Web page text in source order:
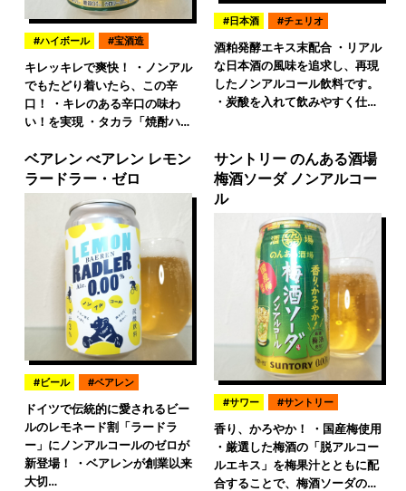
ハイボール 宝酒造
キレッキレで爽快！ ・ノンアル
でもたどり着いたら、この辛
口！ ・キレのある辛口の味わ
い！を実現 ・タカラ「焼酎ハ…
日本酒 チェリオ
酒粕発酵エキス末配合 ・リアル
な日本酒の風味を追求し、再現
したノンアルコール飲料です。
・炭酸を入れて飲みやすく仕…
ベアレン べアレン レモン
ラードラー・ゼロ
ビール ベアレン
ドイツで伝統的に愛されるビー
ルのレモネード割「ラードラ
ー」にノンアルコールのゼロが
新登場！ ・ベアレンが創業以来
大切…
サントリー のんある酒場
梅酒ソーダ ノンアルコー
ル
サワー サントリー
香り、かろやか！ ・国産梅使用
・厳選した梅酒の「脱アルコー
ルエキス」を梅果汁とともに配
合することで、梅酒ソーダの…